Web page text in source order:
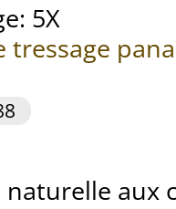
5X
tressage
aux